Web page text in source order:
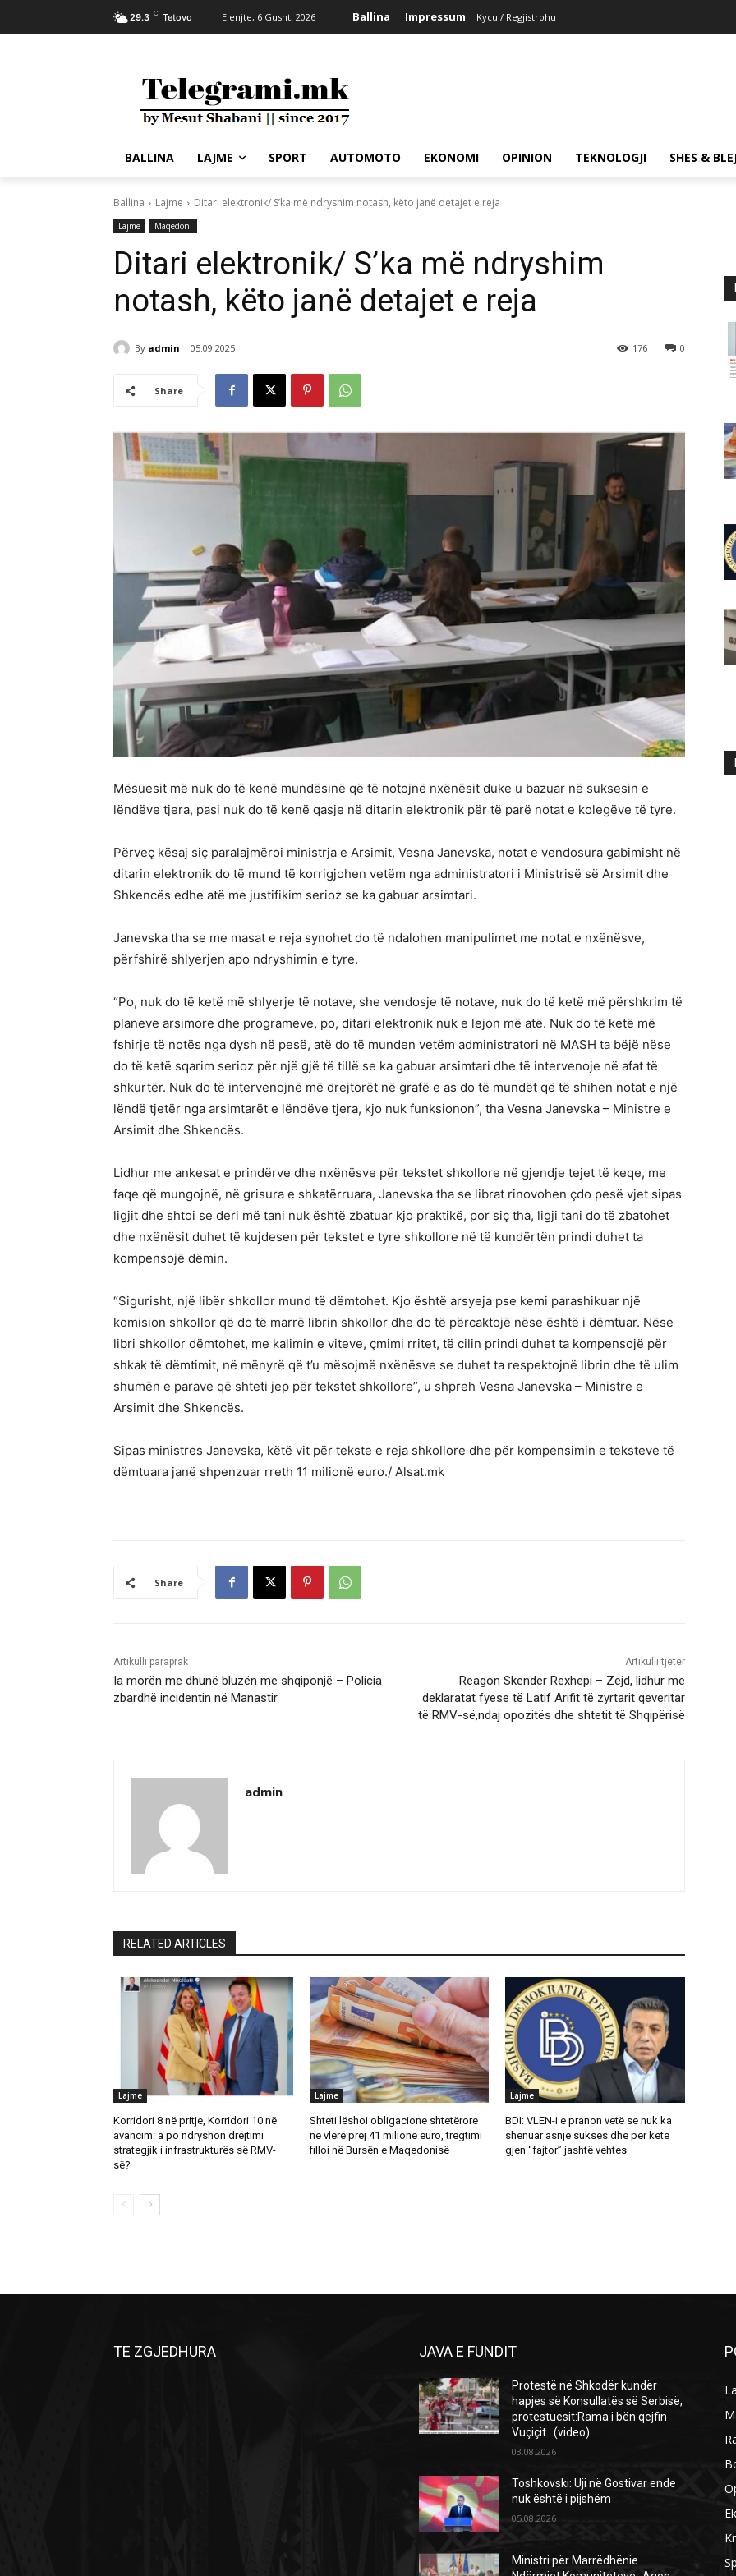
29.3 C Tetovo E enjte, 6 Gusht, 2026 Ballina Impressum Kycu / Regjistrohu
BALLINA LAJME SPORT AUTOMOTO EKONOMI OPINION TEKNOLOGJI SHES &
Ballina Lajme Ditari elektronik/ S’ka më ndryshim notash, këto janë detajet e reja
Lajme Maqedoni
Ditari elektronik/ S’ka më ndryshim
notash, këto janë detajet e reja
By admin 05.09.2025 0
176
Share
Mësuesit më nuk do të kenë mundësinë që të notojnë nxënësit duke u bazuar në suksesin e
lëndëve tjera, pasi nuk do të kenë qasje në ditarin elektronik për të parë notat e kolegëve të tyre.
Përveç kësaj siç paralajmëroi ministrja e Arsimit, Vesna Janevska, notat e vendosura gabimisht në
ditarin elektronik do të mund të korrigjohen vetëm nga administratori i Ministrisë së Arsimit dhe
Shkencës edhe atë me justifikim serioz se ka gabuar arsimtari.
Janevska tha se me masat e reja synohet do të ndalohen manipulimet me notat e nxënësve,
përfshirë shlyerjen apo ndryshimin e tyre.
“Po, nuk do të ketë më shlyerje të notave, she vendosje të notave, nuk do të ketë më përshkrim të
planeve arsimore dhe programeve, po, ditari elektronik nuk e lejon më atë. Nuk do të ketë më
fshirje të notës nga dysh në pesë, atë do të munden vetëm administratori në MASH ta bëjë nëse
do të ketë sqarim serioz për një gjë të tillë se ka gabuar arsimtari dhe të intervenoje në afat të
shkurtër. Nuk do të intervenojnë më drejtorët në grafë e as do të mundët që të shihen notat e një
lëndë tjetër nga arsimtarët e lëndëve tjera, kjo nuk funksionon”, tha Vesna Janevska – Ministre e
Arsimit dhe Shkencës.
Lidhur me ankesat e prindërve dhe nxënësve për tekstet shkollore në gjendje tejet të keqe, me
faqe që mungojnë, në grisura e shkatërruara, Janevska tha se librat rinovohen çdo pesë vjet sipas
ligjit dhe shtoi se deri më tani nuk është zbatuar kjo praktikë, por siç tha, ligji tani do të zbatohet
dhe nxënësit duhet të kujdesen për tekstet e tyre shkollore në të kundërtën prindi duhet ta
kompensojë dëmin.
“Sigurisht, një libër shkollor mund të dëmtohet. Kjo është arsyeja pse kemi parashikuar një
komision shkollor që do të marrë librin shkollor dhe do të përcaktojë nëse është i dëmtuar. Nëse
libri shkollor dëmtohet, me kalimin e viteve, çmimi rritet, të cilin prindi duhet ta kompensojë për
shkak të dëmtimit, në mënyrë që t’u mësojmë nxënësve se duhet ta respektojnë librin dhe të ulim
shumën e parave që shteti jep për tekstet shkollore”, u shpreh Vesna Janevska – Ministre e
Arsimit dhe Shkencës.
Sipas ministres Janevska, këtë vit për tekste e reja shkollore dhe për kompensimin e teksteve të
dëmtuara janë shpenzuar rreth 11 milionë euro./ Alsat.mk
Share
Artikulli paraprak
Ia morën me dhunë bluzën me shqiponjë – Policia
zbardhë incidentin në Manastir
Artikulli tjetër
Reagon Skender Rexhepi – Zejd, lidhur me
deklaratat fyese të Latif Arifit të zyrtarit qeveritar
të RMV-së,ndaj opozitës dhe shtetit të Shqipërisë
admin
RELATED ARTICLES
Lajme
Korridori 8 në pritje, Korridori 10 në
avancim: a po ndryshon drejtimi
strategjik i infrastrukturës së RMV-
së?
Lajme
Shteti lëshoi obligacione shtetërore
në vlerë prej 41 milionë euro, tregtimi
filloi në Bursën e Maqedonisë
Lajme
BDI: VLEN-i e pranon vetë se nuk ka
shënuar asnjë sukses dhe për këtë
gjen “fajtor” jashtë vehtes
TE ZGJEDHURA JAVA E FUNDIT
Protestë në Shkodër kundër
hapjes së Konsullatës së Serbisë,
protestuesit:Rama i bën qejfin
Vuçiçit…(video)
03.08.2026
Toshkovski: Uji në Gostivar ende
nuk është i pijshëm
05.08.2026
Ministri për Marrëdhënie